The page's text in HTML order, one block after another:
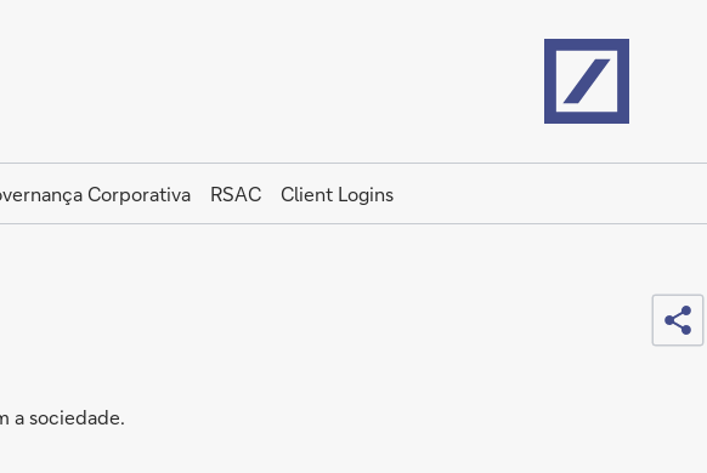
Corporativa RSAC Client Logins
a sociedade.